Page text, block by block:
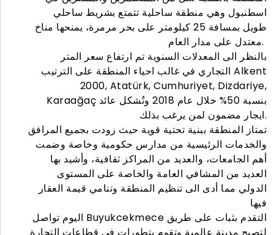
اسطنبول وهي منطقة ساحلية تتمتع بشريط ساحلي
طويل بمسافة 25 كيلومتر على بحر مرمرة، يمنحها مناخ
معتدل على مدار العام.
بالنظر الى المعدلات السنوية تم ارتفاع سعر المتر
التجاري في غالب احياء المنطقة على الترتيب Alkent
2000, Atatürk, Cumhuriyet, Dizdariye,
Karaağaç بنسبة 50% خلال عام 2018 وتُشكل عائد
ايجار مضمون لمن يرغب بذلك.
تمتاز المنطقة ببنية تحتية قوية حيث زودت بجميع المرافق
والخدمات الرئيسية من مدارس حكومية وخاصة وضمت
أهم الجامعات، والعديد من المراكز ثقافية، وأشيد بها
العديد من المشافي العامة والخاصة على المستوى
الدولي مما أدى الى تنظيم المنطقة وتنامي قيمة العقار
فيها
اليوم تواصل Buyukcekmece التقدم بثبات على طريق